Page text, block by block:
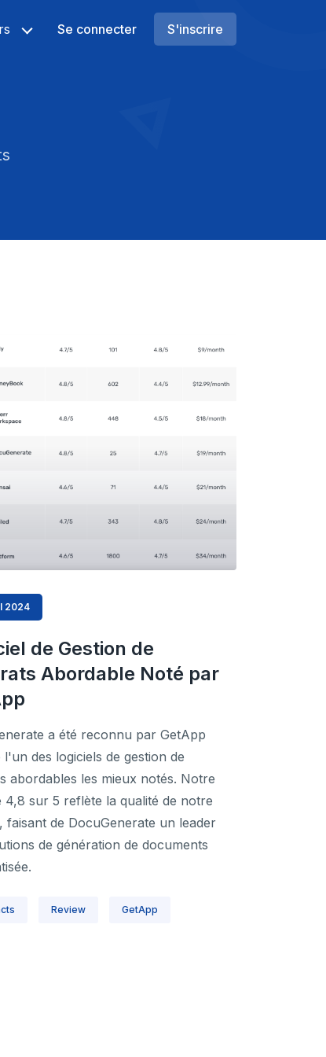
Se connecter S'inscrire
2024
de Gestion de
Abordable Noté par
a été reconnu par GetApp
l'un des logiciels de gestion de
abordables les mieux notés. Notre
4,8 sur 5 reflète la qualité de notre
faisant de DocuGenerate un leader
de génération de documents
Review GetApp